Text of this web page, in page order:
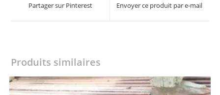
new
Partager sur Pinterest
new
Envoyer ce produit par e-mail
Produits similaires